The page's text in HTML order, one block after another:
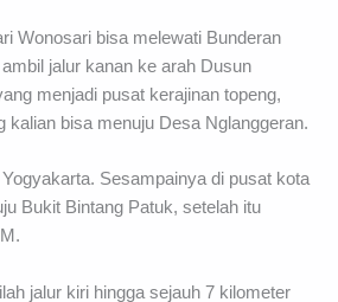
Wonosari bisa melewati Bunderan
jalur kanan ke arah Dusun
menjadi pusat kerajinan topeng,
kalian bisa menuju Desa Nglanggeran.
Sesampainya di pusat kota
Bukit Bintang Patuk, setelah itu
jalur kiri hingga sejauh 7 kilometer